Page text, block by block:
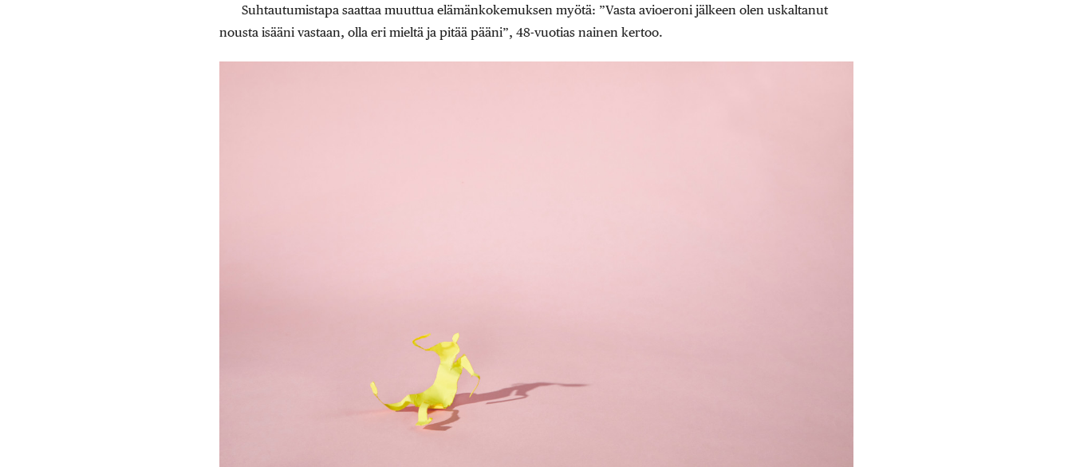
Suhtautumistapa saattaa muuttua elämänkokemuksen myötä: ”Vasta avioeroni jälkeen olen uskaltanut
nousta isääni vastaan, olla eri mieltä ja pitää pääni”, 48-vuotias nainen kertoo.